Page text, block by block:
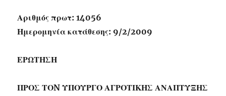
Αριθμός πρωτ: 14056
Ημερομηνία κατάθεσης: 9/2/2009
ΕΡΩΤΗΣΗ
ΠΡΟΣ ΤΟN ΥΠΟΥΡΓΟ ΑΓΡΟΤΙΚΗΣ ΑΝΑΠΤΥΞΗΣ